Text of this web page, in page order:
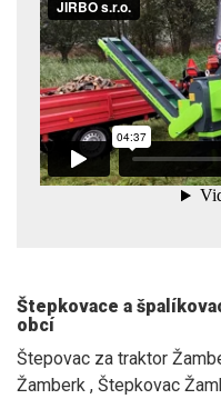
Štepkovace a
obcí
Štepovac za traktor
Žamberk , Štepkovac